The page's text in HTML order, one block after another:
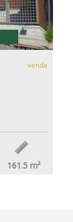
venda
161.5 m²